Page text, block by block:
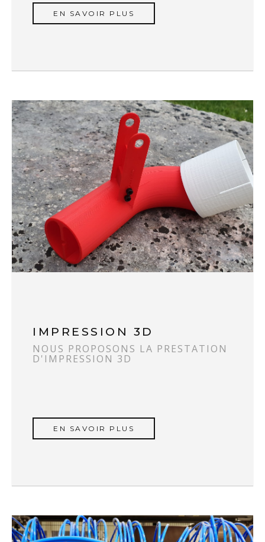
EN SAVOIR PLUS
IMPRESSION 3D
NOUS PROPOSONS LA PRESTATION
D'IMPRESSION 3D
EN SAVOIR PLUS